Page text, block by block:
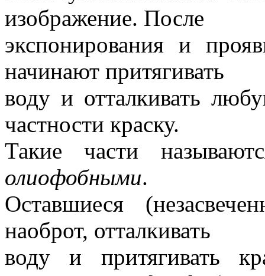
изображение. После
экспонирования и
начинают притягивать
воду и отталкивать
частности краску.
Такие части
олиофобными.
Оставшиеся
наоброт, отталкивать
воду и притягивать